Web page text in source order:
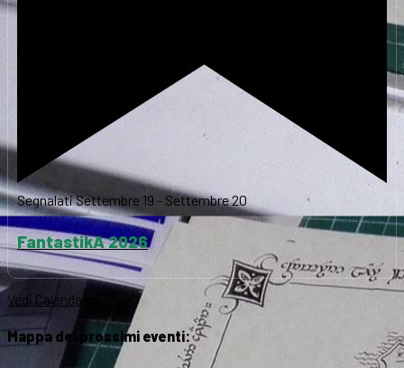
SegnalatiSettembre 19 - Settembre 20
FantastikA 2026
Vedi Calendario
Mappa dei prossimi eventi: